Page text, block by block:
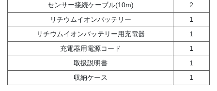
センサー接続ケーブル(10m)
2
リチウムイオンバッテリー
1
リチウムイオンバッテリー用充電器
1
充電器用電源コード
1
取扱説明書
1
収納ケース
1